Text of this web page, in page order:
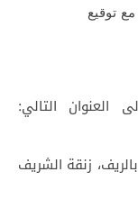
توقيع
العنوان التالي:
زنقة الشريف